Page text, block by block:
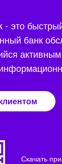
это
банк
Скачать